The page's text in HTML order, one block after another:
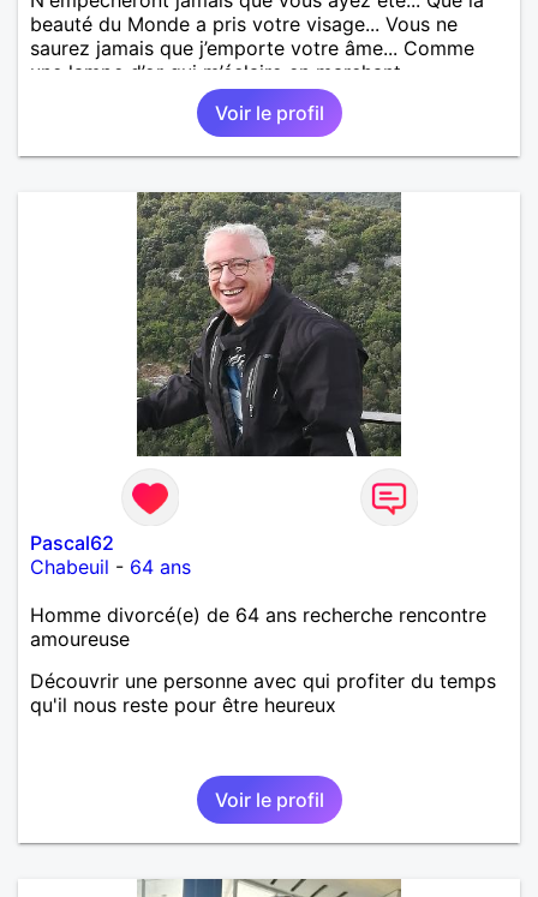
beauté du Monde a pris votre visage... Vous ne
saurez jamais que j’emporte votre âme... Comme
une lampe d’or qui m’éclaire en marchant...
Voir le profil
Pascal62
Chabeuil - 64 ans
Homme divorcé(e) de 64 ans recherche rencontre
amoureuse
Découvrir une personne avec qui profiter du temps
qu'il nous reste pour être heureux
Voir le profil